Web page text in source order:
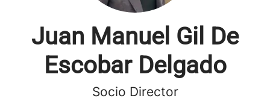
Juan Manuel Gil De
Escobar Delgado
Socio Director